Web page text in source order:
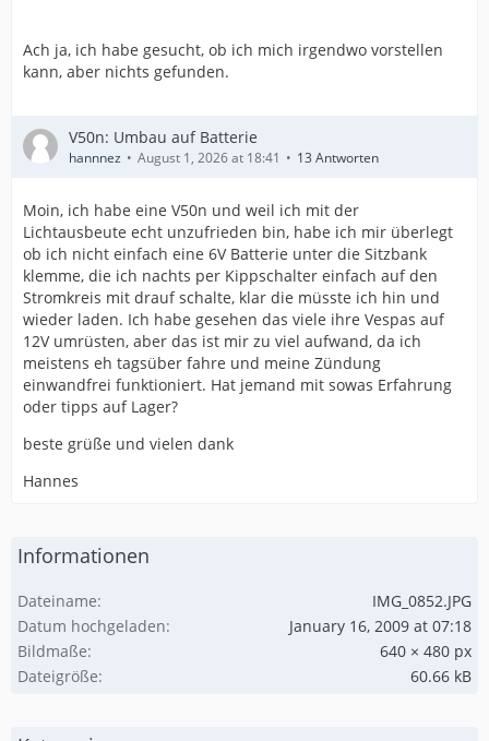
Ach ja, ich habe gesucht, ob ich mich irgendwo vorstellen
kann, aber nichts gefunden.
V50n: Umbau auf Batterie
hannnez August 1, 2026 at 18:41 13 Antworten
Moin, ich habe eine V50n und weil ich mit der
Lichtausbeute echt unzufrieden bin, habe ich mir überlegt
ob ich nicht einfach eine 6V Batterie unter die Sitzbank
klemme, die ich nachts per Kippschalter einfach auf den
Stromkreis mit drauf schalte, klar die müsste ich hin und
wieder laden. Ich habe gesehen das viele ihre Vespas auf
12V umrüsten, aber das ist mir zu viel aufwand, da ich
meistens eh tagsüber fahre und meine Zündung
einwandfrei funktioniert. Hat jemand mit sowas Erfahrung
oder tipps auf Lager?
beste grüße und vielen dank
Hannes
Informationen
Dateiname
IMG_0852.JPG
Datum hochgeladen
January 16, 2009 at 07:18
Bildmaße
640 × 480 px
Dateigröße
60.66 kB